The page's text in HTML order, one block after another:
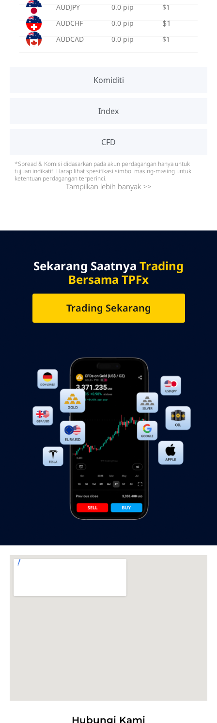
Komiditi
Index
CFD
AUDJPY
0.0 pip
$1
AUDCHF
0.0 pip $1
AUDCAD 0.0 pip $1
*Spread & Komisi didasarkan pada akun perdagangan hanya untuk
tujuan indikatif. Harap lihat spesifikasi simbol masing-masing untuk
ketentuan perdagangan terperinci.​
Tampilkan lebih banyak >>
Sekarang Saatnya Trading
Bersama TPFx
Trading Sekarang
Hubungi Kami